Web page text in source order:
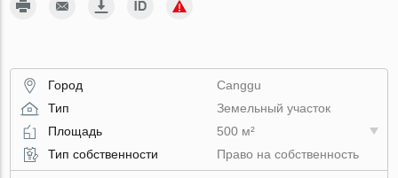
Город
Canggu
Тип
Земельный участок
Площадь
500 м²
Тип собственности
Право на собственность